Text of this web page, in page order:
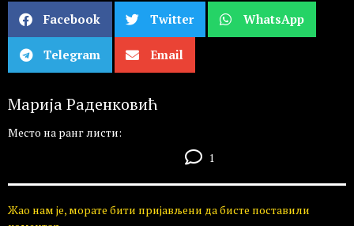
Facebook Twitter WhatsApp
Telegram Email
Maрија Раденковић
Место на ранг листи:
1
Жао нам је, морате бити пријављени да бисте поставили